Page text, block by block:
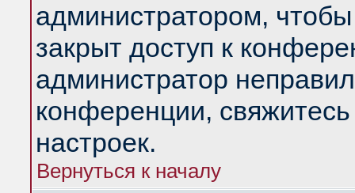
администратором,
закрыт доступ к
администратор
конференции,
настроек.
Вернуться к началу